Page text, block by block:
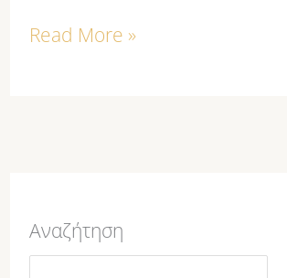
Read More »
Αναζήτηση